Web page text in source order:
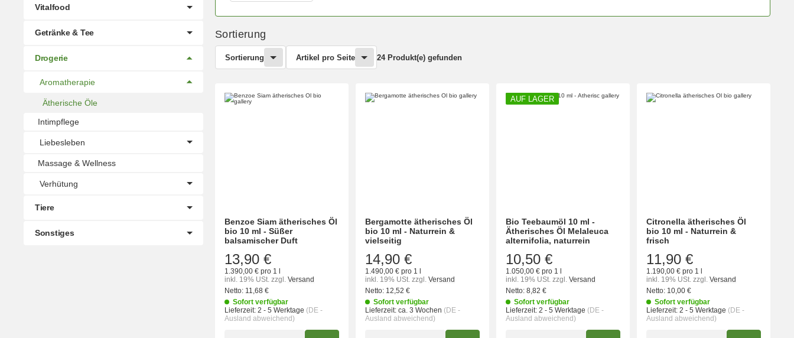
Sortierung
Sortierung Artikel pro Seite 24 Produkt(e) gefunden
Benzoe Siam ätherisches Öl
bio 10 ml - Süßer
balsamischer Duft
13,90 €
1.390,00 € pro 1 l
inkl. 19% USt. zzgl. Versand
Netto: 11,68 €
Sofort verfügbar
Lieferzeit: 2 - 5 Werktage (DE -
Ausland abweichend)
Bergamotte ätherisches Öl
bio 10 ml - Naturrein &
vielseitig
14,90 €
1.490,00 € pro 1 l
inkl. 19% USt. zzgl. Versand
Netto: 12,52 €
Sofort verfügbar
Lieferzeit: ca. 3 Wochen (DE -
Ausland abweichend)
AUF LAGER
Bio Teebaumöl 10 ml -
Ätherisches Öl Melaleuca
alternifolia, naturrein
10,50 €
1.050,00 € pro 1 l
inkl. 19% USt. zzgl. Versand
Netto: 8,82 €
Sofort verfügbar
Lieferzeit: 2 - 5 Werktage (DE -
Ausland abweichend)
Citronella ätherisches Öl
bio 10 ml - Naturrein &
frisch
11,90 €
1.190,00 € pro 1 l
inkl. 19% USt. zzgl. Versand
Netto: 10,00 €
Sofort verfügbar
Lieferzeit: 2 - 5 Werktage (DE -
Ausland abweichend)
Vitalfood
Getränke & Tee
Drogerie
Aromatherapie
Ätherische Öle
Intimpflege
Liebesleben
Massage & Wellness
Verhütung
Tiere
Sonstiges